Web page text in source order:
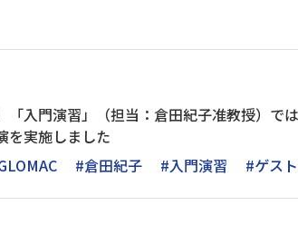
「入門演習」（担当：倉田紀子准教授）
を実施しました
#倉田紀子 #入門演習 #ゲス